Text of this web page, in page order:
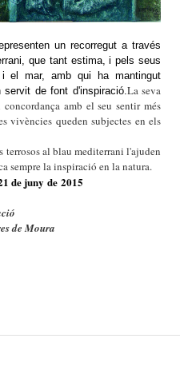
un recorregut a través
que tant estima, i pels seus
el mar, amb qui ha mantingut
de font d'inspiració.La seva
amb el seu sentir més
vivències queden subjectes en els
terrosos al blau mediterrani l'ajuden
sempre la inspiració en la natura.
de juny de 2015
de Moura